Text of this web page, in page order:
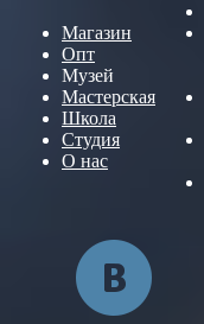
Магазин
Опт
Музей
Мастерская
Школа
Студия
О нас